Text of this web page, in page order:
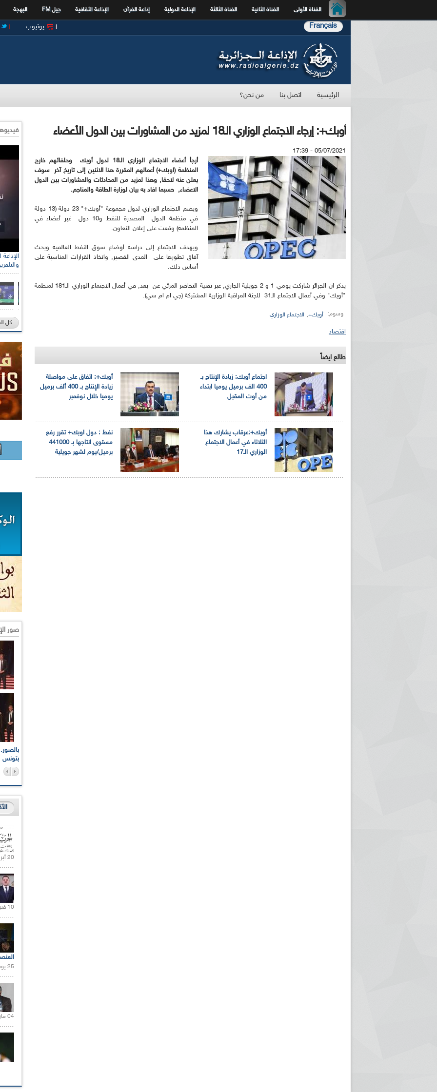
القناة الأولى القناة الثانية القناة الثالثة الإذاعة الدولية إذاعة القرآن الإذاعة الثقافية جيل FM البهجة
Français يوتيوب
الرئيسية اتصل بنا من نحن؟
أوبك+: إرجاء الاجتماع الوزاري الـ18 لمزيد من المشاورات بين الدول الأعضاء
05/07/2021 - 17:39
أرجأ أعضاء الاجتماع الوزاري الـ18 لدول أوبك وحلفائهم خارج
المنظمة (اوبك+) أعمالهم المقررة هذا الاثنين إلى تاريخ آخر سوف
يعلن عنه لاحقا, وهذا لمزيد من المحادثات والمشاورات بين الدول
الاعضاء, حسبما افاد به بيان لوزارة الطاقة والمناجم.
ويضم الاجتماع الوزاري لدول مجموعة "أوبك+" 23 دولة (13 دولة
في منظمة الدول المصدرة للنفط و10 دول غير أعضاء في
المنظمة) وقعت على إعلان التعاون.
ويهدف الاجتماع إلى دراسة أوضاع سوق النفط العالمية وبحث
آفاق تطورها على المدى القصير, واتخاذ القرارات المناسبة على
أساس ذلك.
يذكر ان الجزائر شاركت يومي 1 و 2 جويلية الجاري, عبر تقنية التحاضر المرئي عن بعد, في أعمال الاجتماع الوزاري الـ181 لمنظمة
"أوبك" وفي أعمال الاجتماع الـ31 للجنة المراقبة الوزارية المشتركة (جي ام ام سي).
وسوم: أوبك+, الاجتماع الوزاري
اقتصاد
طالع ايضاً
أوبك+: اتفاق على مواصلة
زيادة الإنتاج بـ 400 ألف برميل
يوميا خلال نوفمبر
اجتماع أوبك: زيادة الإنتاج بـ
400 الف برميل يوميا ابتداء
من أوت المقبل
نفط : دول اوبك+ تقرر رفع
مستوى انتاجها بـ 441000
برميل/يوم لشهر جويلية
أوبك+:عرقاب يشارك هذا
الثلاثاء في أعمال الاجتماع
الوزاري الـ17
كل
صور
بتونس
20 أبريل 2021 |
10 فبراير 2021 |
25 يونيو 2021 |
04 مارس 2020 |